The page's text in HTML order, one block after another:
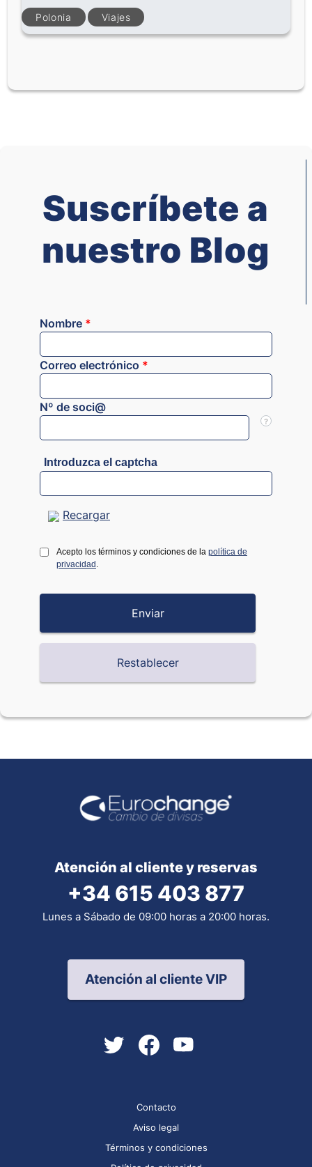
Polonia Viajes
Suscríbete a
nuestro Blog
Nombre *
Correo electrónico *
Nº de soci@
?
Introduzca el captcha
Recargar
Acepto los términos y condiciones de la política de
privacidad.
Atención al cliente y reservas
+34 615 403 877
Lunes a Sábado de 09:00 horas a 20:00 horas.
Atención al cliente VIP
Contacto
Aviso legal
Términos y condiciones